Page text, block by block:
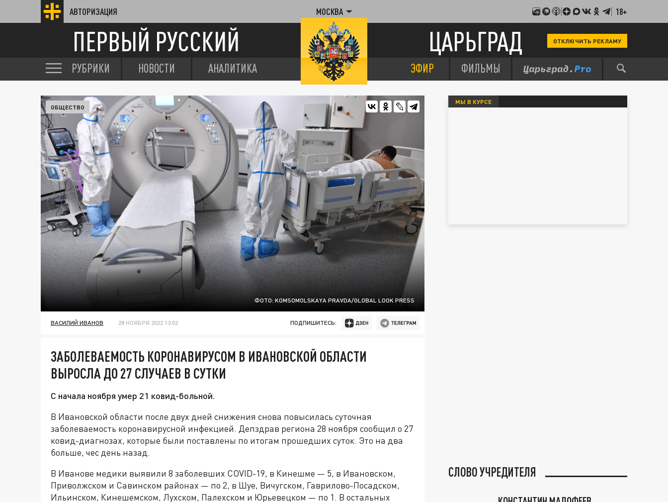
АВТОРИЗАЦИЯ МОСКВА 18+
ПЕРВЫЙ РУССКИЙ ЦАРЬГРАД ОТКЛЮЧИТЬ РЕКЛАМУ
РУБРИКИ НОВОСТИ АНАЛИТИКА ЭФИР ФИЛЬМЫ
ФОТО: KOMSOMOLSKAYA PRAVDA/GLOBAL LOOK PRESS
ОБЩЕСТВО
ВАСИЛИЙ ИВАНОВ 28 НОЯБРЯ 2022 13:02 ПОДПИШИТЕСЬ:
ЗАБОЛЕВАЕМОСТЬ КОРОНАВИРУСОМ В ИВАНОВСКОЙ ОБЛАСТИ
ВЫРОСЛА ДО 27 СЛУЧАЕВ В СУТКИ
С начала ноября умер 21 ковид-больной.
В Ивановской области после двух дней снижения снова повысилась суточная
заболеваемость коронавирусной инфекцией. Депздрав региона 28 ноября сообщил о 27
ковид-диагнозах, которые были поставлены по итогам прошедших суток. Это на два
больше, чес день назад.
В Иванове медики выявили 8 заболевших COVID-19, в Кинешме — 5, в Ивановском,
Приволжском и Савинском районах — по 2, в Шуе, Вичугском, Гаврилово-Посадском,
Ильинском, Кинешемском, Лухском, Палехском и Юрьевецком — по 1. В остальных
МЫ В КУРСЕ
СЛОВО УЧРЕДИТЕЛЯ